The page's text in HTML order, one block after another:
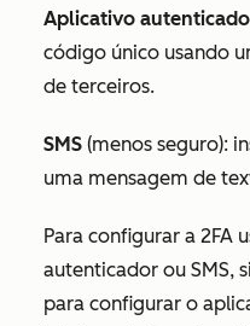
Aplicativo
código único usando
de terceiros.
SMS (menos seguro):
uma mensagem de
Para configurar a 2FA
autenticador ou SMS,
para configurar o